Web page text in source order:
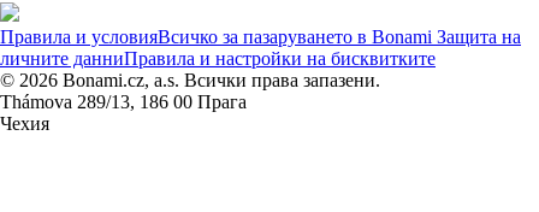
Правила и условияВсичко за пазаруването в Bonami Защита на
личните данниПравила и настройки на бисквитките
© 2026 Bonami.cz, a.s. Всички права запазени.
Thámova 289/13, 186 00 Прага
Чехия